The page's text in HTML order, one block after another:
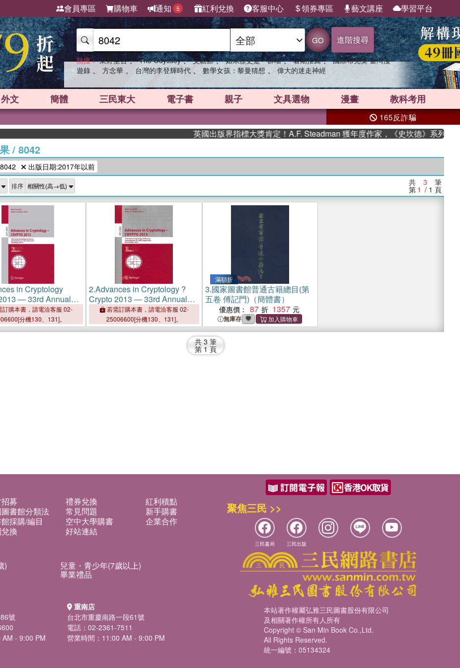
會員專區 購物車 通知 5 紅利兌換 客服中心 領券專區 藝文講座 學習平台
GO 進階搜尋
熱搜： 東野圭吾 、 The Odyssey 、 父親節 、 如果歷史是一群喵 、 暑期推薦 、 國際布克獎 臺灣漫
遊錄 、 方念華 、 台灣的李登輝時代 、 數學女孩：黎曼猜想 、 偉大的迷走神經
外文 簡體 三民東大 電子書 親子 文具選物 漫畫 教科考用
165反詐騙
英國出版界指標大獎肯定！A.F. Steadman 獲年度作家，《史坎德》系列帶你
/ 8042
出版日期:2017年以前
排序 共 3 筆
第 1 / 1 頁
in Cryptology
― 33rd Annual
Conference
購本書，請電洽客服 02-
分機130、131]。
2.Advances in Cryptology ?
Crypto 2013 ― 33rd Annual
Cryptology Conference, Santa
Barbara, Ca, USA, August 18-
22, 2013. Proceedings, Part I
若需訂購本書，請電洽客服 02-
25006600[分機130、131]。
滿額折
3.國家圖書館普通古籍總目(第
五卷 傅記門)（簡體書）
優惠價： 87 1357
無庫存
共 3 筆
第 1 頁
募 禮券兌換
紅利積點
書館分類法 常見問題
新手購書
採購/編目 空中大學購書
企業合作
換 好站連結
) 兒童・青少年(7歲以上)
畢業禮品
號
- 9:00 PM
重南店
台北市重慶南路一段61號
電話：02-2361-7511
營業時間：11:00 AM - 9:00 PM
聚焦三民 >>
三民書局 三民出版
本站著作權屬弘雅三民圖書股份有限公司
及相關著作權所有人所有
Copyright © San Min Book Co.,Ltd.
All Rights Reserved.
統一編號：05134324